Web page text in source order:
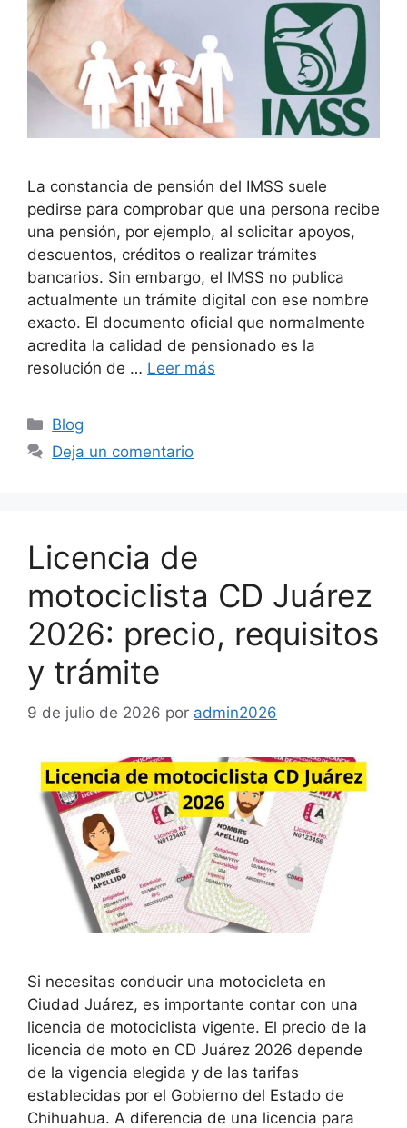
La constancia de pensión del IMSS suele
pedirse para comprobar que una persona recibe
una pensión, por ejemplo, al solicitar apoyos,
descuentos, créditos o realizar trámites
bancarios. Sin embargo, el IMSS no publica
actualmente un trámite digital con ese nombre
exacto. El documento oficial que normalmente
acredita la calidad de pensionado es la
resolución de … Leer más
Categorías
Blog
Deja un comentario
Licencia de
motociclista CD Juárez
2026: precio, requisitos
y trámite
9 de julio de 2026 por admin2026
Si necesitas conducir una motocicleta en
Ciudad Juárez, es importante contar con una
licencia de motociclista vigente. El precio de la
licencia de moto en CD Juárez 2026 depende
de la vigencia elegida y de las tarifas
establecidas por el Gobierno del Estado de
Chihuahua. A diferencia de una licencia para